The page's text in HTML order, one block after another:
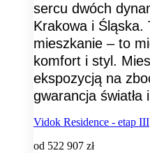
sercu dwóch
Krakowa i Śląska.
mieszkanie – to
komfort i styl.
ekspozycją na
gwarancja światła
Vidok Residence - etap III
od 522 907 zł